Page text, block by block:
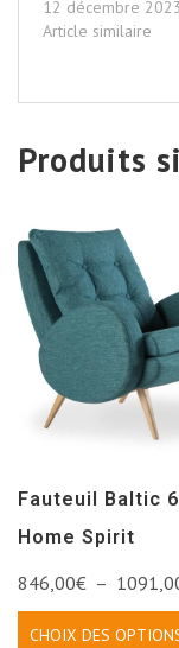
12 décembre 2023
Article similaire
Produits
Fauteuil Baltic
Home Spirit
846,00€ –
CHOIX DES